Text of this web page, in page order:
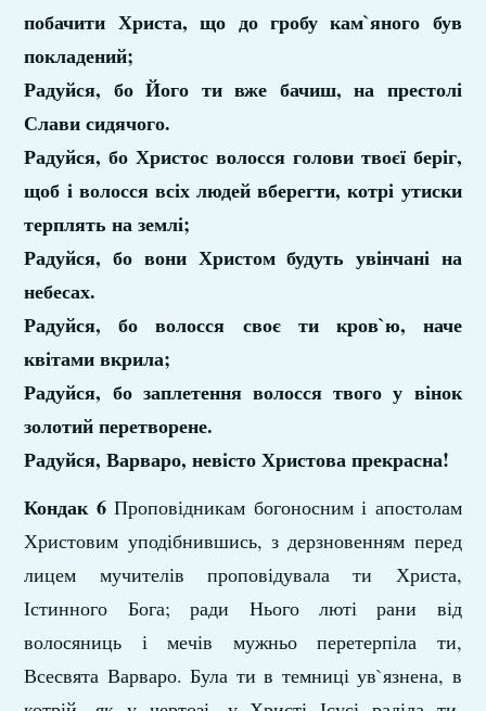
побачити Христа, що до гробу кам`яного був
покладений;
Радуйся, бо Його ти вже бачиш, на престолі
Слави сидячого.
Радуйся, бо Христос волосся голови твоєї беріг,
щоб і волосся всіх людей вберегти, котрі утиски
терплять на землі;
Радуйся, бо вони Христом будуть увінчані на
небесах.
Радуйся, бо волосся своє ти кров`ю, наче
квітами вкрила;
Радуйся, бо заплетення волосся твого у вінок
золотий перетворене.
Радуйся, Варваро, невісто Христова прекрасна!
Кондак 6Проповідникам богоносним і апостолам
Христовим уподібнившись, з дерзновенням перед
лицем мучителів проповідувала ти Христа,
Істинного Бога; ради Нього люті рани від
волосяниць і мечів мужньо перетерпіла ти,
Всесвята Варваро. Була ти в темниці ув`язнена, в